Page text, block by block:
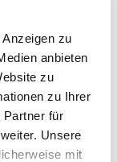
zu
anbieten
zu
zu Ihrer
Partner für
Unsere
mit